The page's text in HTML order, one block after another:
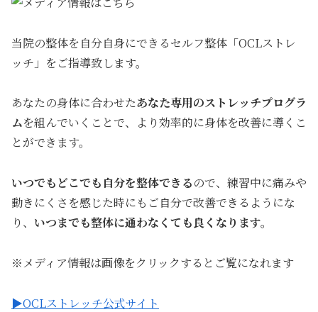
当院の整体を自分自身にできるセルフ整体「OCLストレ
ッチ」をご指導致します。
あなたの身体に合わせたあなた専用のストレッチプログラ
ムを組んでいくことで、より効率的に身体を改善に導くこ
とができます。
いつでもどこでも自分を整体できるので、練習中に痛みや
動きにくさを感じた時にもご自分で改善できるようにな
り、 いつまでも整体に通わなくても良くなります。
※メディア情報は画像をクリックするとご覧になれます
▶OCLストレッチ公式サイト